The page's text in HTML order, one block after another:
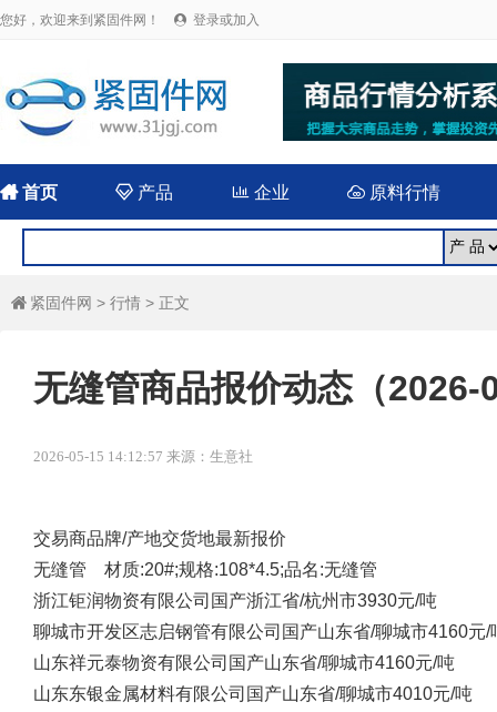
您好，欢迎来到紧固件网！  登录或加入
首页  产品 企业 原料行情
 紧固件网 > 行情 > 正文
无缝管商品报价动态（2026-
2026-05-15 14:12:57 来源：生意社
交易商品牌/产地交货地最新报价
无缝管 材质:20#;规格:108*4.5;品名:无缝管
浙江钜润物资有限公司 国产浙江省/杭州市3930元/吨
聊城市开发区志启钢管有限公司 国产山东省/聊城市4160元/
山东祥元泰物资有限公司 国产山东省/聊城市4160元/吨
山东东银金属材料有限公司 国产山东省/聊城市4010元/吨